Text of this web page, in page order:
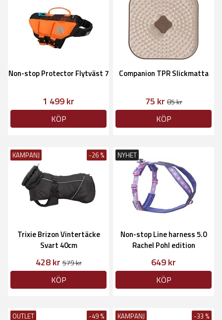
Non-stop Protector Flytväst 7
1 499 kr
KÖP
Companion TPR Slickmatta
75 kr85 kr
KÖP
KAMPANJ -26 %
Trixie Brizon Vintertäcke
Svart 40cm
428 kr579 kr
KÖP
NYHET
Non-stop Line harness 5.0
Rachel Pohl edition
649 kr
KÖP
OUTLET -49 % KAMPANJ -33 %